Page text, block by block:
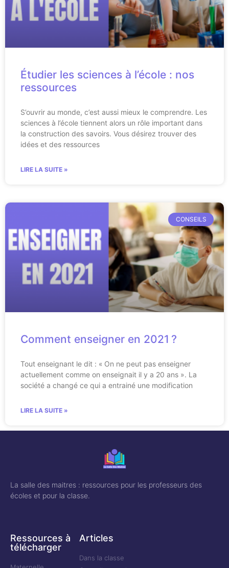
Étudier les sciences à l’école : nos
ressources
S’ouvrir au monde, c’est aussi mieux le comprendre. Les
sciences à l’école tiennent alors un rôle important dans
la construction des savoirs. Vous désirez trouver des
idées et des ressources
LIRE LA SUITE »
CONSEILS
Comment enseigner en 2021 ?
Tout enseignant le dit : « On ne peut pas enseigner
actuellement comme on enseignait il y a 20 ans ». La
société a changé ce qui a entrainé une modification
LIRE LA SUITE »
La salle des maitres : ressources pour les professeurs des
écoles et pour la classe.
Ressources à
télécharger
Articles
Dans la classe